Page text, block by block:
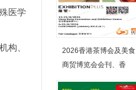
医学
构、
2026香港茶博会及美食
商贸博览会会刊、香